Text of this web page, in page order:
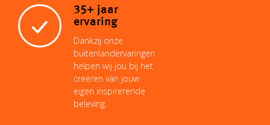
35+ jaar
ervaring
Dankzij onze
buitenlandervaringen
helpen wij jou bij het
creëren van jouw
eigen inspirerende
beleving.